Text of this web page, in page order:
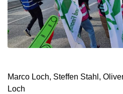
Marco Loch, Steffen Stahl,
Loch